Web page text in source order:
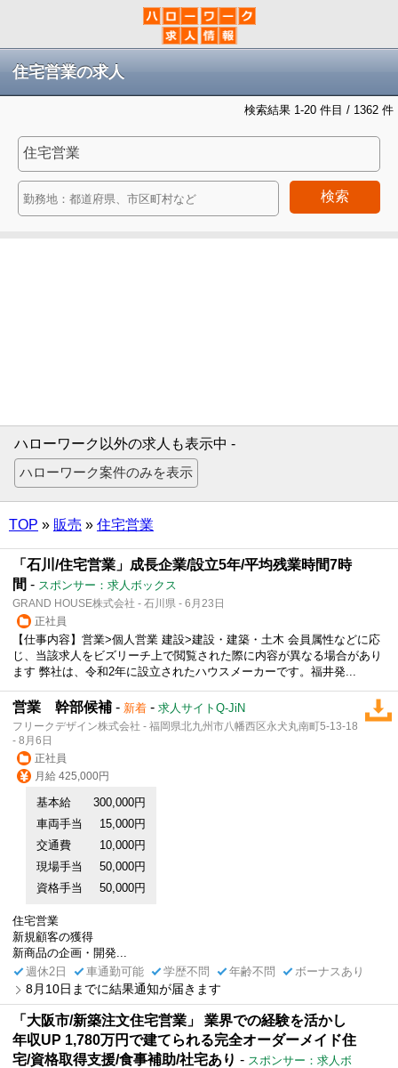
住宅営業の求人
検索結果 1-20 件目 / 1362 件
検索
ハローワーク以外の求人も表示中 -
TOP » 販売 » 住宅営業
「石川/住宅営業」成長企業/設立5年/平均残業時間7時
間 - スポンサー：求人ボックス
GRAND HOUSE株式会社 - 石川県 - 6月23日
正社員
【仕事内容】営業>個人営業 建設>建設・建築・土木 会員属性などに応
じ、当該求人をビズリーチ上で閲覧された際に内容が異なる場合があり
ます 弊社は、令和2年に設立されたハウスメーカーです。福井発...
営業 幹部候補 - 新着 - 求人サイトQ-JiN
フリークデザイン株式会社 - 福岡県北九州市八幡西区永犬丸南町5-13-18
- 8月6日
正社員
月給 425,000円
基本給
300,000円
車両手当
15,000円
交通費
10,000円
現場手当
50,000円
資格手当
50,000円
住宅営業
新規顧客の獲得
新商品の企画・開発...
週休2日
車通勤可能 学歴不問 年齢不問 ボーナスあり
8月10日までに結果通知が届きます
「大阪市/新築注文住宅営業」 業界での経験を活かし
年収UP 1,780万円で建てられる完全オーダーメイド住
宅/資格取得支援/食事補助/社宅あり - スポンサー：求人ボ